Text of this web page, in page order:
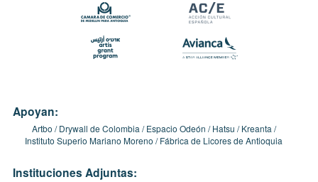
Apoyan:
Artbo Drywall de Colombia Espacio Odeón Hatsu
Kreanta
Instituto Superio Mariano Moreno
Fábrica de Licores de Antioquia
Instituciones Adjuntas: